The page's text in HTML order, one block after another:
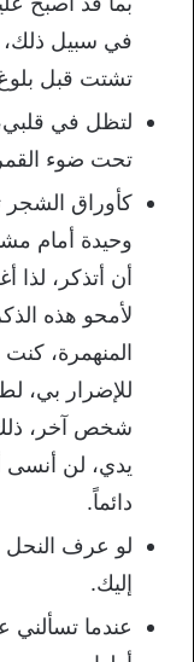
في سبيل ذلك،
تشتت قبل بلوغ
لتظل في قلبي،
تحت ضوء
كأوراق الشجر
وحيدة أمام
أن أتذكر، لذا
لأمحو هذه
المنهمرة،
للإضرار بي،
شخص آخر،
يدي، لن أنسى
دائماً.
لو عرف
إليك.
عندما تسألني